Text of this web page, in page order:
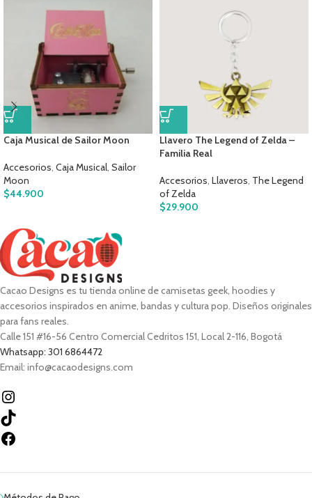
Caja Musical de Sailor Moon
Accesorios, Caja Musical, Sailor
Moon
$44.900
Llavero The Legend of Zelda –
Familia Real
Accesorios, Llaveros, The Legend
of Zelda
$29.900
Cacao Designs es tu tienda online de camisetas geek, hoodies y
accesorios inspirados en anime, bandas y cultura pop. Diseños originales
para fans reales.
Calle 151 #16-56 Centro Comercial Cedritos 151, Local 2-116, Bogotá
Whatsapp: 301 6864472
Email: info@cacaodesigns.com